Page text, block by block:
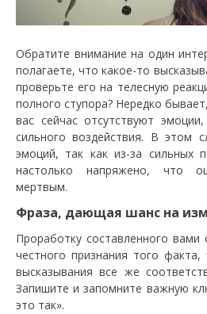
Обратите внимание на один
полагаете, что какое-то
проверьте его на телесную
полного ступора? Нередко
вас сейчас отсутствуют
сильного воздействия. В этом
эмоций, так как из-за сильных
настолько напряжено, что
мертвым.
Фраза, дающая шанс на
Проработку составленного вами
честного признания того
высказывания все же
Запишите и запомните важную
это так».